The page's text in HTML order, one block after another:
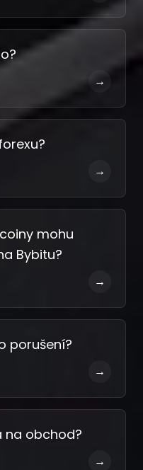
→
→
mohu
Bybitu?
→
porušení?
→
na obchod?
→